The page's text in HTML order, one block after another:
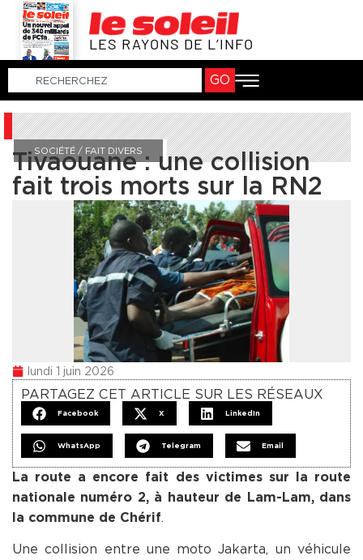
LES RAYONS DE L’INFO
GO
SOCIÉTÉ / FAIT DIVERS
Tivaouane : une collision
fait trois morts sur la RN2
lundi 1 juin 2026
PARTAGEZ CET ARTICLE SUR LES RÉSEAUX
Facebook X LinkedIn
WhatsApp Telegram Email
La route a encore fait des victimes sur la route
nationale numéro 2, à hauteur de Lam-Lam, dans
la commune de Chérif.
Une collision entre une moto Jakarta, un véhicule